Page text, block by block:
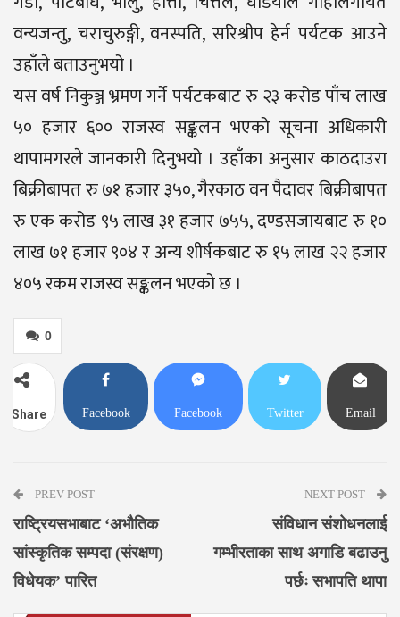
वन्यजन्तु, चराचुरुङ्गी, वनस्पति, सरिश्रीप हेर्न पर्यटक आउने
उहाँले बताउनुभयो ।
यस वर्ष निकुञ्ज भ्रमण गर्ने पर्यटकबाट रु २३ करोड पाँच लाख
५० हजार ६०० राजस्व सङ्कलन भएको सूचना अधिकारी
थापामगरले जानकारी दिनुभयो । उहाँका अनुसार काठदाउरा
बिक्रीबापत रु ७१ हजार ३५०, गैरकाठ वन पैदावर बिक्रीबापत
रु एक करोड ९५ लाख ३१ हजार ७५५, दण्डसजायबाट रु १०
लाख ७१ हजार ९०४ र अन्य शीर्षकबाट रु १५ लाख २२ हजार
४०५ रकम राजस्व सङ्कलन भएको छ ।
0
Share Facebook Facebook Twitter Email
PREV POST
राष्ट्रियसभाबाट ‘अभौतिक
सांस्कृतिक सम्पदा (संरक्षण)
विधेयक’ पारित
NEXT POST
संविधान संशोधनलाई
गम्भीरताका साथ अगाडि बढाउनु
पर्छः सभापति थापा